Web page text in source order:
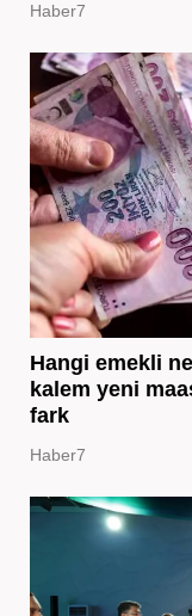
Haber7
Hangi emekli
kalem yeni
fark
Haber7